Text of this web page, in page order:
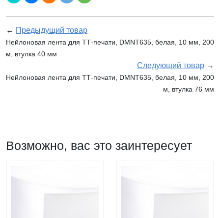
← Предыдущий товар
Нейлоновая лента для ТТ-печати, DMNT635, белая, 10 мм, 200
м, втулка 40 мм
Следующий товар →
Нейлоновая лента для ТТ-печати, DMNT635, белая, 10 мм, 200
м, втулка 76 мм
Возможно, вас это заинтересует